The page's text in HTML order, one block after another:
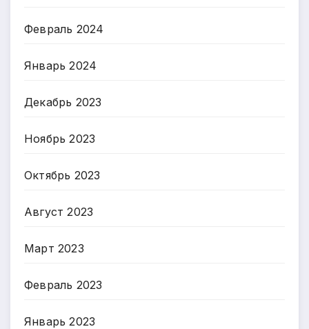
Февраль 2024
Январь 2024
Декабрь 2023
Ноябрь 2023
Октябрь 2023
Август 2023
Март 2023
Февраль 2023
Январь 2023